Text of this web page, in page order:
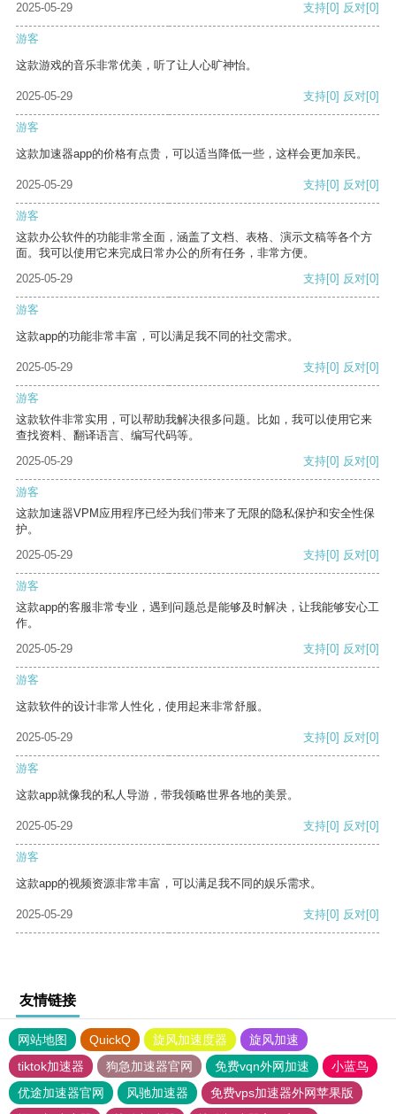
2025-05-29
支持[0] 反对[0]
游客
这款游戏的音乐非常优美，听了让人心旷神怡。
2025-05-29 支持[0] 反对[0]
游客
这款加速器app的价格有点贵，可以适当降低一些，这样会更加亲民。
2025-05-29 支持[0] 反对[0]
游客
这款办公软件的功能非常全面，涵盖了文档、表格、演示文稿等各个方
面。我可以使用它来完成日常办公的所有任务，非常方便。
2025-05-29
支持[0] 反对[0]
游客
这款app的功能非常丰富，可以满足我不同的社交需求。
2025-05-29 支持[0] 反对[0]
游客
这款软件非常实用，可以帮助我解决很多问题。比如，我可以使用它来
查找资料、翻译语言、编写代码等。
2025-05-29
支持[0] 反对[0]
游客
这款加速器VPM应用程序已经为我们带来了无限的隐私保护和安全性保
护。
2025-05-29
支持[0] 反对[0]
游客
这款app的客服非常专业，遇到问题总是能够及时解决，让我能够安心工
作。
2025-05-29
支持[0] 反对[0]
游客
这款软件的设计非常人性化，使用起来非常舒服。
2025-05-29 支持[0] 反对[0]
游客
这款app就像我的私人导游，带我领略世界各地的美景。
2025-05-29 支持[0] 反对[0]
游客
这款app的视频资源非常丰富，可以满足我不同的娱乐需求。
2025-05-29 支持[0] 反对[0]
友情链接
网站地图 QuickQ 旋风加速度器
旋风加速
tiktok加速器
狗急加速器官网 免费vqn外网加速
小蓝鸟
优途加速器官网
风驰加速器
免费vps加速器外网苹果版